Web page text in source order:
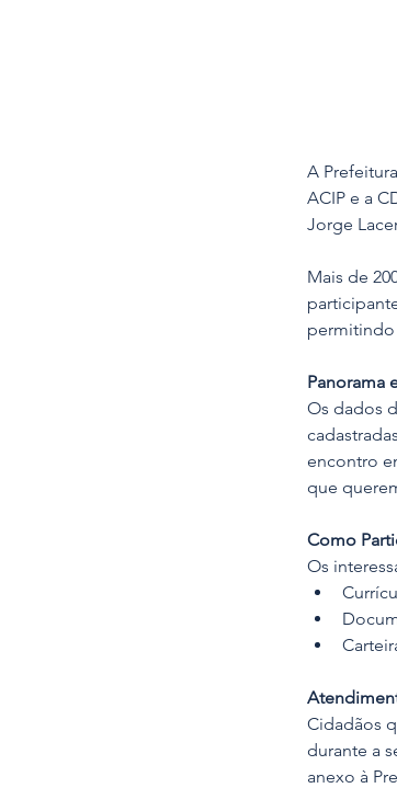
A
ACIP e a
Jorge
Mais de
permitindo
Panorama
Os dados
encontro
que
Como
Os
Cidadãos
durante a
anexo à